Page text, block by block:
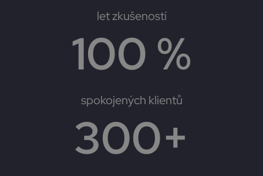
let zkušeností
100 %
spokojených klientů
300+